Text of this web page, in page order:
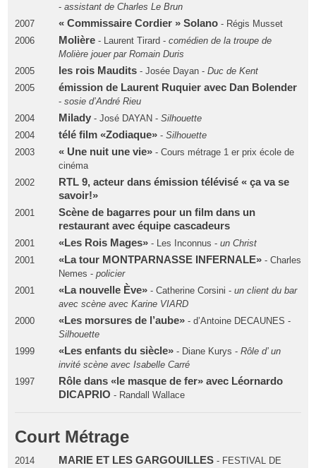
- assistant de Charles Le Brun
2007
« Commissaire Cordier » Solano - Régis Musset
2006
Molière- Laurent Tirard - comédien de la troupe de
Molière jouer par Romain Duris
2005
les rois Maudits - Josée Dayan - Duc de Kent
2005
émission de Laurent Ruquier avec Dan Bolender
- sosie d’André Rieu
2004
Milady - José DAYAN - Silhouette
2004
télé film «Zodiaque»- Silhouette
2003
« Une nuit une vie»- Cours métrage 1 er prix école de
cinéma
2002
RTL 9, acteur dans émission télévisé « ça va se
savoir!»
2001
Scène de bagarres pour un film dans un
restaurant avec équipe cascadeurs
2001 «Les Rois Mages» - Les Inconnus - un Christ
2001
«La tour MONTPARNASSE INFERNALE» - Charles
Nemes - policier
2001
«La nouvelle Ève» - Catherine Corsini - un client du bar
avec scène avec Karine VIARD
2000
«Les morsures de l’aube» - d’Antoine DECAUNES -
Silhouette
1999
«Les enfants du siècle» - Diane Kurys - Rôle d’ un
invité scène avec Isabelle Carré
1997
Rôle dans «le masque de fer» avec Léornardo
DICAPRIO - Randall Wallace
Court Métrage
2014 MARIE ET LES GARGOUILLES - FESTIVAL DE